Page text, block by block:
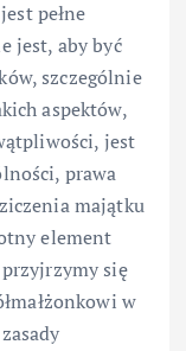
pełne
jest, aby być
szczególnie
aspektów,
jest
prawa
majątku
element
się
w